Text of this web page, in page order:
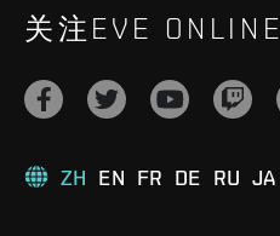
关注EVE ONLINE
ZH EN FR DE RU JA